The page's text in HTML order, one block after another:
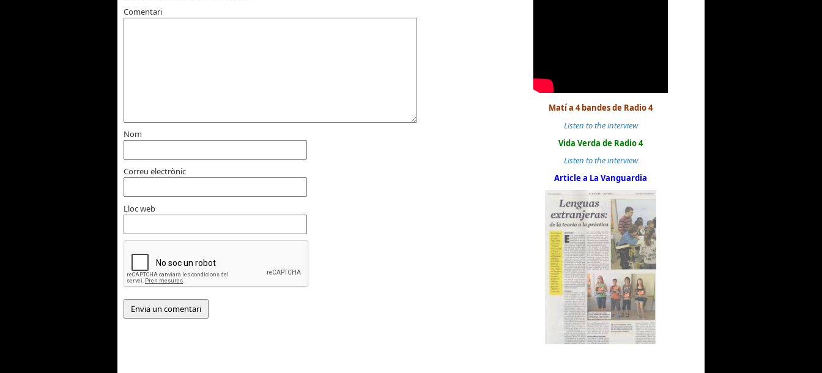
Comentari
Nom
Correu electrònic
Lloc web
Matí a 4 bandes de Radio 4
Listen to the interview
Vida Verda de Radio 4
Listen to the interview
Article a La Vanguardia